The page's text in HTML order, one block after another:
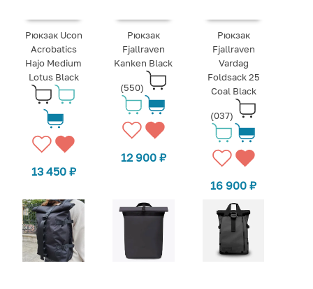
Рюкзак Ucon
Acrobatics
Hajo Medium
Lotus Black
13 450 ₽
Рюкзак
Fjallraven
Kanken Black
(550)
12 900 ₽
Рюкзак
Fjallraven
Vardag
Foldsack 25
Coal Black
(037)
16 900₽